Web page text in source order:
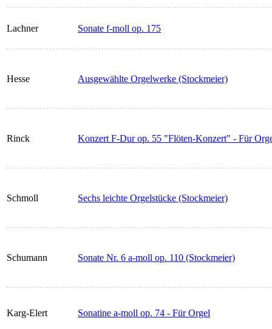
Lachner Sonate f-moll op. 175
Hesse Ausgewählte Orgelwerke (Stockmeier)
Rinck Konzert F-Dur op. 55 "Flöten-Konzert" - Für
Schmoll Sechs leichte Orgelstücke (Stockmeier)
Schumann Sonate Nr. 6 a-moll op. 110 (Stockmeier)
Karg-Elert Sonatine a-moll op. 74 - Für Orgel